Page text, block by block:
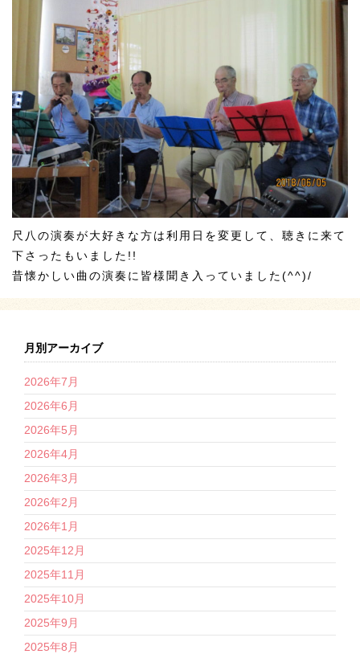
尺八の演奏が大好きな方は利用日を変更して、聴きに来て
下さったもいました!!
昔懐かしい曲の演奏に皆様聞き入っていました(^^)/
月別アーカイブ
2026年7月
2026年6月
2026年5月
2026年4月
2026年3月
2026年2月
2026年1月
2025年12月
2025年11月
2025年10月
2025年9月
2025年8月